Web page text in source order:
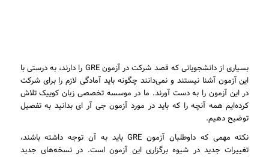
بسیاری از دانشجویانی که قصد شرکت در آزمون GRE را دارند، به درستی با
این آزمون آشنا نیستند و نمی‌دانند چگونه باید آمادگی لازم را برای شرکت
در این آزمون را به دست آورند. ما در موسسه تخصصی زبان کوییک تلاش
کرده‌ایم همه آنچه را که باید در مورد آزمون جی آر ای بدانید به تفصیل
توضیح دهیم.
نکته مهمی که داوطلبان آزمون GRE باید به آن توجه داشته باشند،
تغییرات جدید در شیوه برگزاری این آزمون است. در نسخه‌های جدید